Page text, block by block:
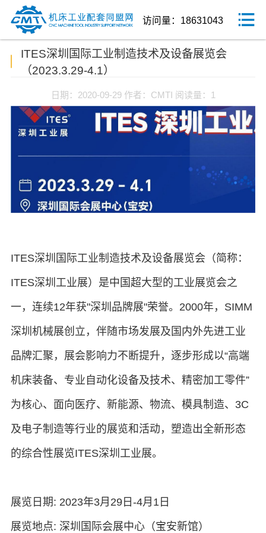
访问量：18631043
ITES深圳国际工业制造技术及设备展览会
（2023.3.29-4.1）
日期：2020-09-29 作者：CMTI 阅读量：1
ITES深圳国际工业制造技术及设备展览会（简称：
ITES深圳工业展）是中国超大型的工业展览会之
一，连续12年获"深圳品牌展"荣誉。2000年，SIMM
深圳机械展创立，伴随市场发展及国内外先进工业
品牌汇聚，展会影响力不断提升，逐步形成以“高端
机床装备、专业自动化设备及技术、精密加工零件”
为核心、面向医疗、新能源、物流、模具制造、3C
及电子制造等行业的展览和活动，塑造出全新形态
的综合性展览ITES深圳工业展。
展览日期: 2023年3月29日-4月1日
展览地点: 深圳国际会展中心（宝安新馆）